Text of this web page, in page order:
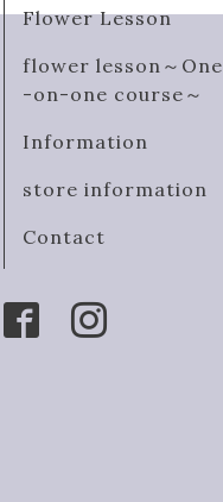
Flower Lesson
flower lesson～One
-on-one course～
Information
store information
Contact